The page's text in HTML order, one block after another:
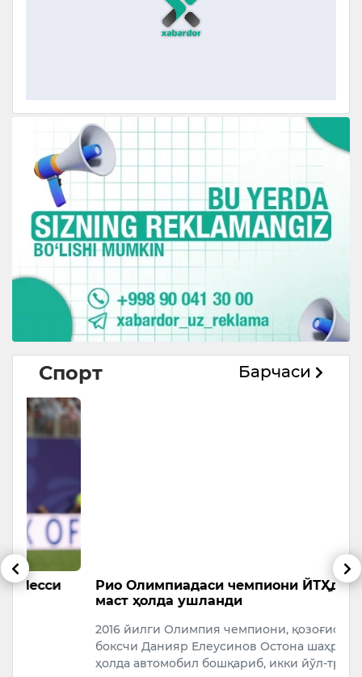
Спорт Барчаси
Рио Олимпиадаси чемпиони ЙТҲдан сўнг
маст ҳолда ушланди
2016 йилги Олимпия чемпиони, қозоғистонлик
боксчи Данияр Елеусинов Остона шаҳрида маст
ҳолда автомобил бошқариб, икки йўл-тр…